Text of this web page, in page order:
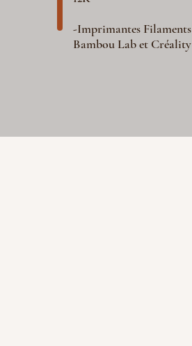
-Imprimantes Filaments
Bambou Lab et Créality